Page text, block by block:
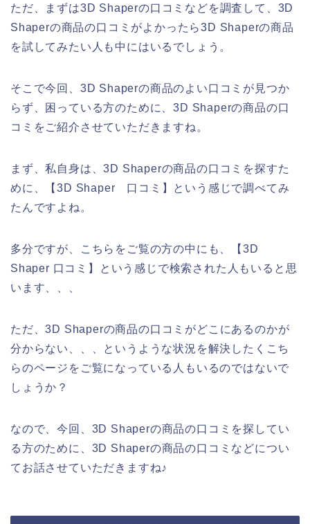
ただ、まずは3D Shaperの口コミなどを調査して、3D
Shaperの商品の口コミがよかったら3D Shaperの商品
を試してみたい人も中にはいるでしょう。
そこで今回、3D Shaperの商品のよい口コミが見つか
らず、困っている方のために、3D Shaperの商品の口
コミをご紹介させていただきますね。
まず、私自身は、3D Shaperの商品の口コミを探すた
めに、【3D Shaper 口コミ】という感じで調べてみ
たんですよね。
多分ですが、こちらをご覧の方の中にも、【3D
Shaper 口コミ】という感じで検索された人もいると思
います、、、
ただ、3D Shaperの商品の口コミがどこにあるのかが
分からない、、、というような状況を解決したくこち
らのページをご覧になっている人もいるのではないで
しょうか？
なので、今回、3D Shaperの商品の口コミを探してい
る方のために、3D Shaperの商品の口コミなどについ
てお話させていただきますね♪